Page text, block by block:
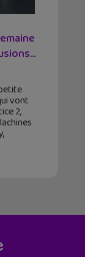
vont
2,